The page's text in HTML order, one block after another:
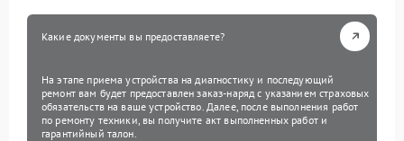
Какие документы вы предоставляете?
На этапе приема устройства на диагностику и последующий
ремонт вам будет предоставлен заказ-наряд с указанием страховых
обязательств на ваше устройство. Далее, после выполнения работ
по ремонту техники, вы получите акт выполненных работ и
гарантийный талон.